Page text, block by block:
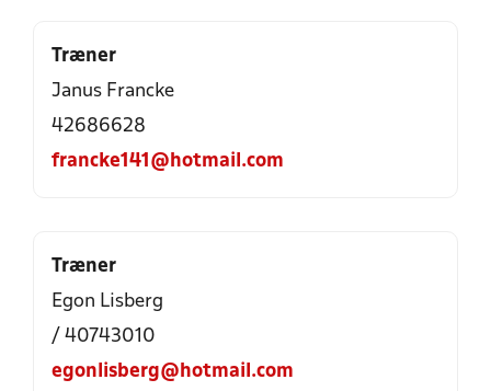
Træner
Janus Francke
42686628
francke141@hotmail.com
Træner
Egon Lisberg
/ 40743010
egonlisberg@hotmail.com